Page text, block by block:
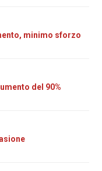
minimo sforzo
del 90%